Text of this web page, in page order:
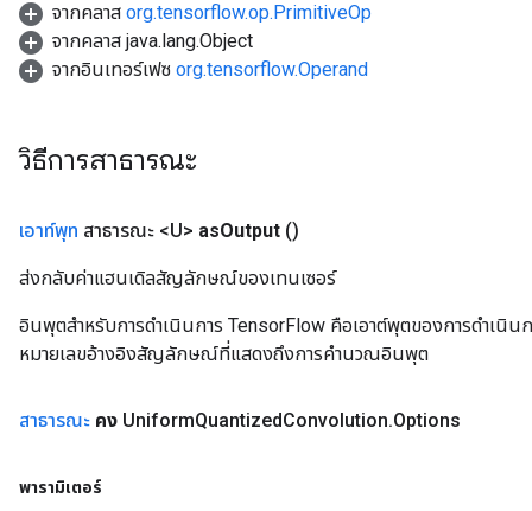
จากคลาส org.tensorflow.op.PrimitiveOp
จากคลาส java.lang.Object
จากอินเทอร์เฟซ org.tensorflow.Operand
วิธีการสาธารณะ
เอาท์พุท สาธารณะ <U> asOutput ()
ส่งกลับค่าแฮนเดิลสัญลักษณ์ของเทนเซอร์
อินพุตสำหรับการดำเนินการ TensorFlow คือเอาต์พุตของการดำเนิน
หมายเลขอ้างอิงสัญลักษณ์ที่แสดงถึงการคำนวณอินพุต
สาธารณะ คง UniformQuantizedConvolution.Options
พารามิเตอร์